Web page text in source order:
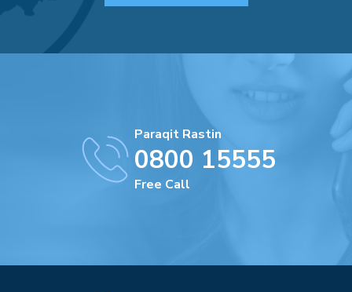
Paraqit Rastin
0800 15555
Free Call